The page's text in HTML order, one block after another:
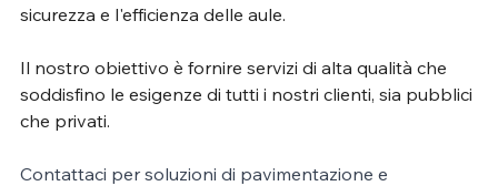
sicurezza e l'efficienza delle aule.
Il nostro obiettivo è fornire servizi di alta qualità che
soddisfino le esigenze di tutti i nostri clienti, sia pubblici
che privati.
Contattaci per soluzioni di pavimentazione e